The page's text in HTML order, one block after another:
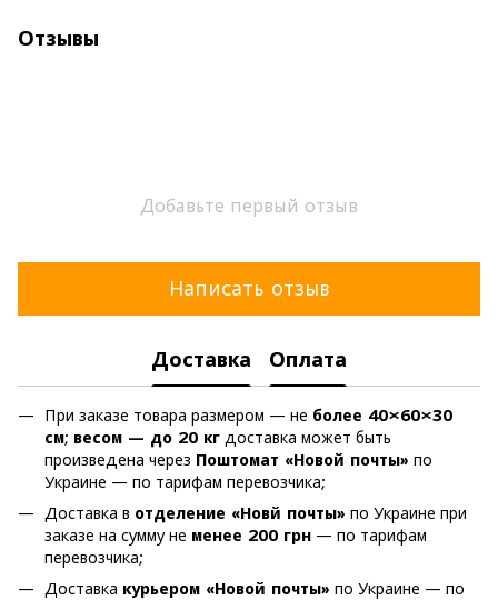
Отзывы
Добавьте первый отзыв
Написать отзыв
Доставка Оплата
При заказе товара размером — не более 40×60×30
см; весом — до 20 кг доставка может быть
произведена через Поштомат «Новой почты» по
Украине — по тарифам перевозчика;
Доставка в отделение «Новй почты» по Украине при
заказе на сумму не менее 200 грн — по тарифам
перевозчика;
Доставка курьером «Новой почты» по Украине — по